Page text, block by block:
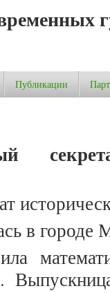
Публикации
в городе